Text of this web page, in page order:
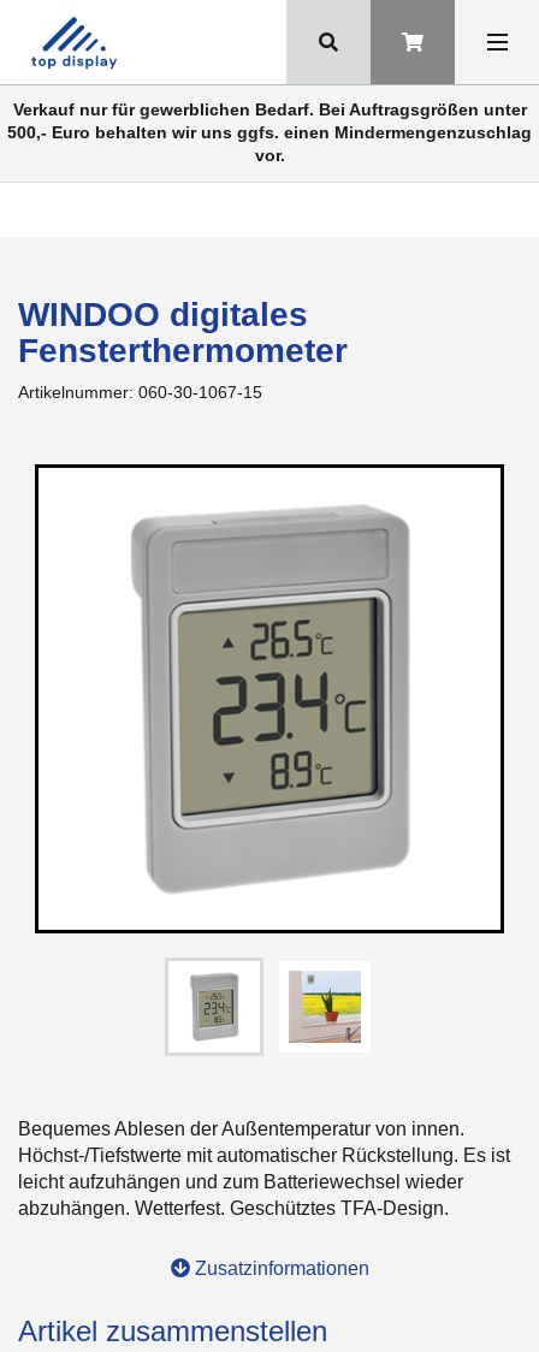
Verkauf nur für gewerblichen Bedarf. Bei Auftragsgrößen unter
500,- Euro behalten wir uns ggfs. einen Mindermengenzuschlag
vor.
WINDOO digitales
Fensterthermometer
Artikelnummer: 060-30-1067-15
Bequemes Ablesen der Außentemperatur von innen.
Höchst-/Tiefstwerte mit automatischer Rückstellung. Es ist
leicht aufzuhängen und zum Batteriewechsel wieder
abzuhängen. Wetterfest. Geschütztes TFA-Design.
Zusatzinformationen
Artikel zusammenstellen